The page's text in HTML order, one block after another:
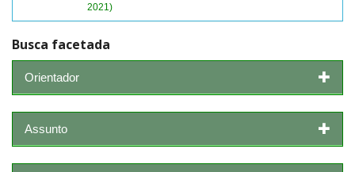
2021)
Busca facetada
Orientador
Assunto